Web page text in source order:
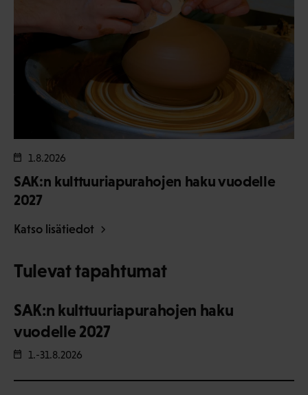
Tulevat tapahtumat
SAK:n kulttuuriapurahojen haku
vuodelle 2027
1.-31.8.2026
1.8.2026
SAK:n kulttuuriapurahojen haku vuodelle
2027
Katso lisätiedot